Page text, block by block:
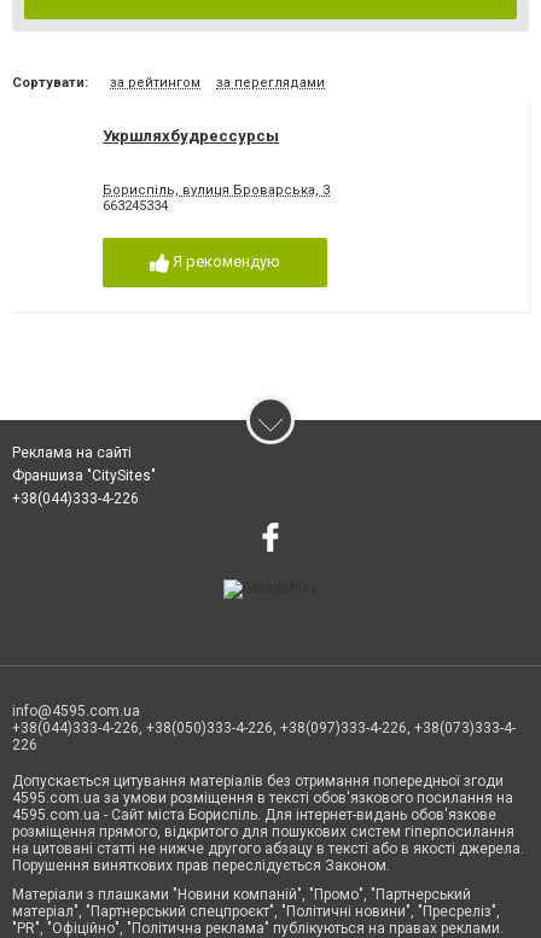
Сортувати: за рейтингом за переглядами
Укршляхбудрессурсы
Бориспіль, вулиця Броварська, 3
663245334
Я рекомендую
Реклама на сайті
Франшиза "CitySites"
+38(044)333-4-226
info@4595.com.ua
+38(044)333-4-226, +38(050)333-4-226, +38(097)333-4-226, +38(073)333-4-
226
Допускається цитування матеріалів без отримання попередньої згоди
4595.com.ua за умови розміщення в тексті обов'язкового посилання на
4595.com.ua - Сайт міста Бориспіль. Для інтернет-видань обов'язкове
розміщення прямого, відкритого для пошукових систем гіперпосилання
на цитовані статті не нижче другого абзацу в тексті або в якості джерела.
Порушення виняткових прав переслідується Законом.
Матеріали з плашками "Новини компаній", "Промо", "Партнерський
матеріал", "Партнерський спецпроєкт", "Політичні новини", "Пресреліз",
"PR", "Офіційно", "Політична реклама" публікуються на правах реклами.